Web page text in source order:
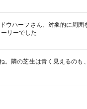
ウハーフさん、対象的に周
リーでした
。隣の芝生は青く見えるの